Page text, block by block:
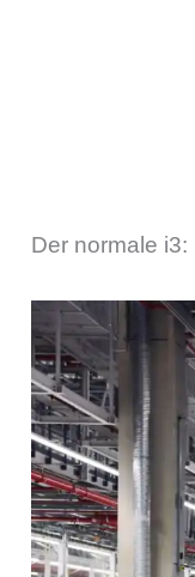
Der normale i3: